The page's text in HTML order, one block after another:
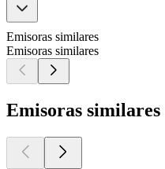
Emisoras similares
Emisoras similares
Emisoras similares